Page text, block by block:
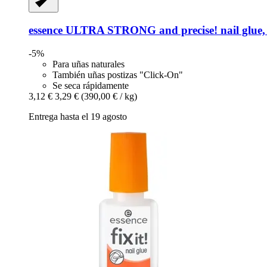
essence ULTRA STRONG and precise! nail glue,
-5%
Para uñas naturales
También uñas postizas "Click-On"
Se seca rápidamente
3,12 € 3,29 € (390,00 € / kg)
Entrega hasta el 19 agosto